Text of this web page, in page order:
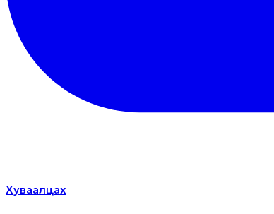
Хуваалцах